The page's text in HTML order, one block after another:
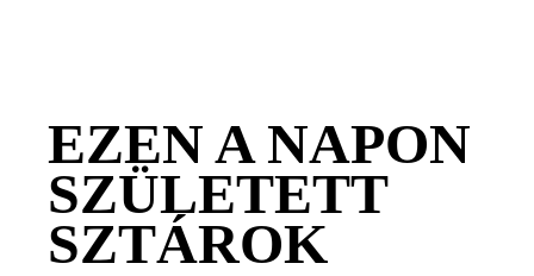
EZEN A NAPON
SZÜLETETT
SZTÁROK